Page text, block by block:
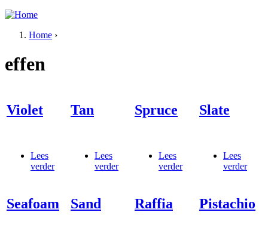
Jump to navigation
Home ›
effen
Violet
Lees
verderover Violet
Tan
Lees
verderover Tan
Spruce
Lees
verderover Spruce
Slate
Lees
verderover
Seafoam Sand Raffia Pistachio